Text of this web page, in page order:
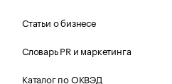
Статьи о бизнесе
Словарь PR и маркетинга
Каталог по ОКВЭД